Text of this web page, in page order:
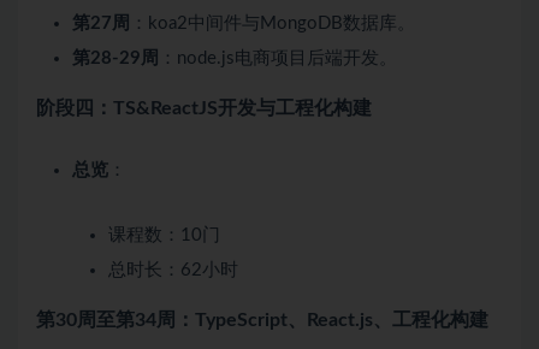
第27周
：koa2中间件与MongoDB数据库。
第28-29周
：node.js电商项目后端开发。
阶段四：TS&ReactJS开发与工程化构建
总览 ：
课程数：10门
总时长：62小时
第30周至第34周：TypeScript、React.js、工程化构建